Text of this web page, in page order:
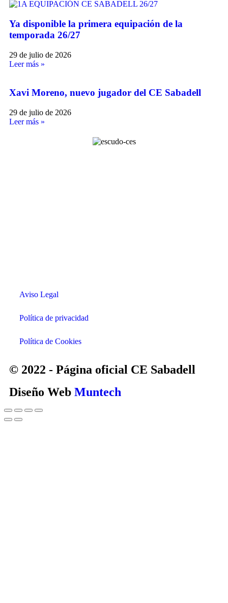
Ya disponible la primera equipación de la
temporada 26/27
29 de julio de 2026
Leer más »
Xavi Moreno, nuevo jugador del CE Sabadell
29 de julio de 2026
Leer más »
Aviso Legal
Política de privacidad
Política de Cookies
© 2022 - Página oficial CE Sabadell
Diseño Web Muntech